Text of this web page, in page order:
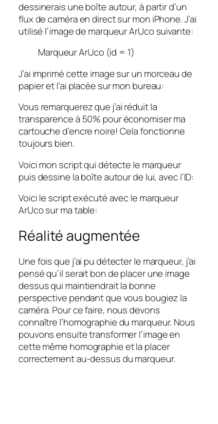
dessinerais une boîte autour, à partir d’un
flux de caméra en direct sur mon iPhone. J’ai
utilisé l’image de marqueur ArUco suivante:
Marqueur ArUco (id = 1)
J’ai imprimé cette image sur un morceau de
papier et l’ai placée sur mon bureau:
Vous remarquerez que j’ai réduit la
transparence à 50% pour économiser ma
cartouche d’encre noire! Cela fonctionne
toujours bien.
Voici mon script qui détecte le marqueur
puis dessine la boîte autour de lui, avec l’ID:
Voici le script exécuté avec le marqueur
ArUco sur ma table:
Réalité augmentée
Une fois que j’ai pu détecter le marqueur, j’ai
pensé qu’il serait bon de placer une image
dessus qui maintiendrait la bonne
perspective pendant que vous bougiez la
caméra. Pour ce faire, nous devons
connaître l’homographie du marqueur. Nous
pouvons ensuite transformer l’image en
cette même homographie et la placer
correctement au-dessus du marqueur.